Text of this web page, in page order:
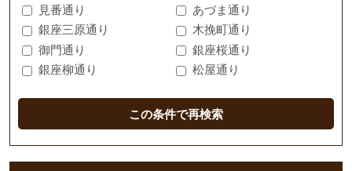
見番通り
あづま通り
銀座三原通り
木挽町通り
御門通り
銀座桜通り
銀座柳通り
松屋通り
この条件で再検索